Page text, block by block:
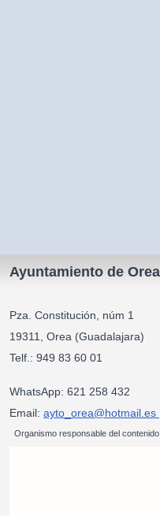
Ayuntamiento de Orea
Pza. Constitución, núm 1
19311, Orea
Telf.: 949
WhatsApp: 621 258 432
Email: ayto_orea@hotmail.es
Organismo responsable del